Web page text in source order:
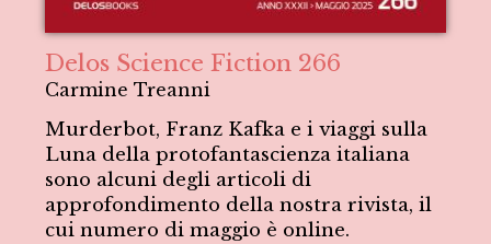
Delos Science Fiction 266
Carmine Treanni
Murderbot, Franz Kafka e i viaggi sulla
Luna della protofantascienza italiana
sono alcuni degli articoli di
approfondimento della nostra rivista, il
cui numero di maggio è online.